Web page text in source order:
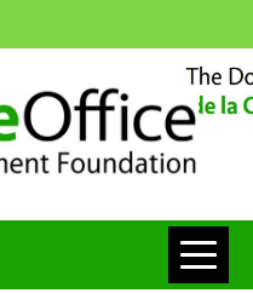
LA